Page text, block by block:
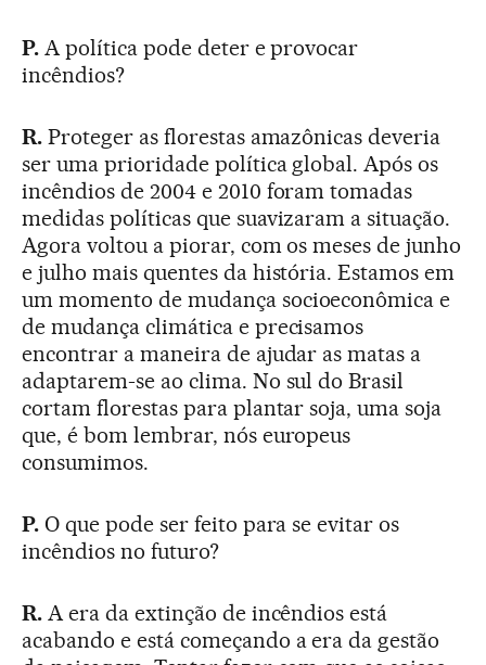
P.A política pode deter e provocar
incêndios?
R.Proteger as florestas amazônicas deveria
ser uma prioridade política global. Após os
incêndios de 2004 e 2010 foram tomadas
medidas políticas que suavizaram a situação.
Agora voltou a piorar, com os meses de junho
e julho mais quentes da história. Estamos em
um momento de mudança socioeconômica e
de mudança climática e precisamos
encontrar a maneira de ajudar as matas a
adaptarem-se ao clima. No sul do Brasil
cortam florestas para plantar soja, uma soja
que, é bom lembrar, nós europeus
consumimos.
P.O que pode ser feito para se evitar os
incêndios no futuro?
R.A era da extinção de incêndios está
acabando e está começando a era da gestão